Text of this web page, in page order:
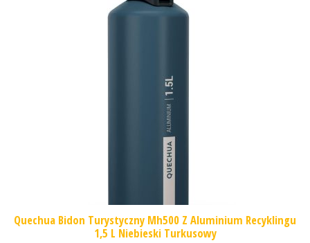
Quechua Bidon Turystyczny Mh500 Z Aluminium Recyklingu
1,5 L Niebieski Turkusowy